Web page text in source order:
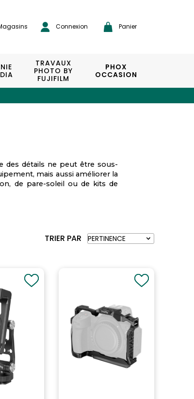
Connexion Panier
TRAVAUX
PHOTO BY
FUJIFILM
PHOX
OCCASION
des détails ne peut être sous-
mais aussi améliorer la
de pare-soleil ou de kits de
TRIER PAR